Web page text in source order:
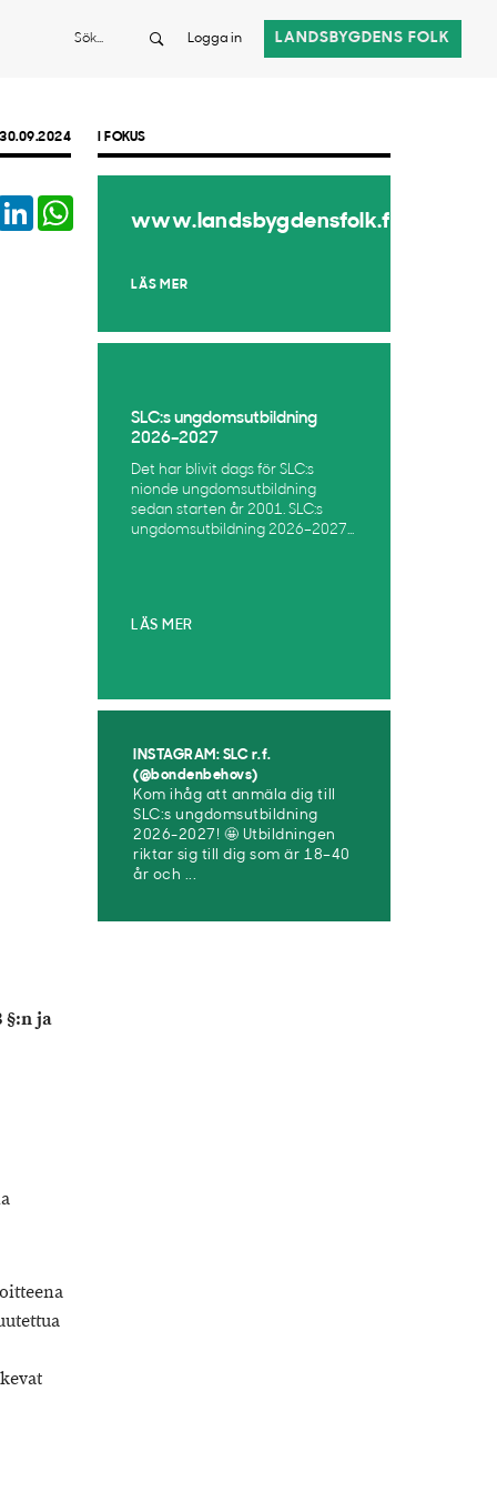
Sök Logga in LANDSBYGDENS FOLK
LinkedIn
§:n ja
I FOKUS
www.landsbygdensfolk.fi
LÄS MER
SLC:s ungdomsutbildning
2026–2027
Det har blivit dags för SLC:s
nionde ungdomsutbildning
sedan starten år 2001. SLC:s
ungdomsutbildning 2026–2027...
LÄS MER
INSTAGRAM: SLC r.f.
(@bondenbehovs)
Kom ihåg att anmäla dig till
SLC:s ungdomsutbildning
2026-2027! 🤩 Utbildningen
riktar sig till dig som är 18–40
år och ...